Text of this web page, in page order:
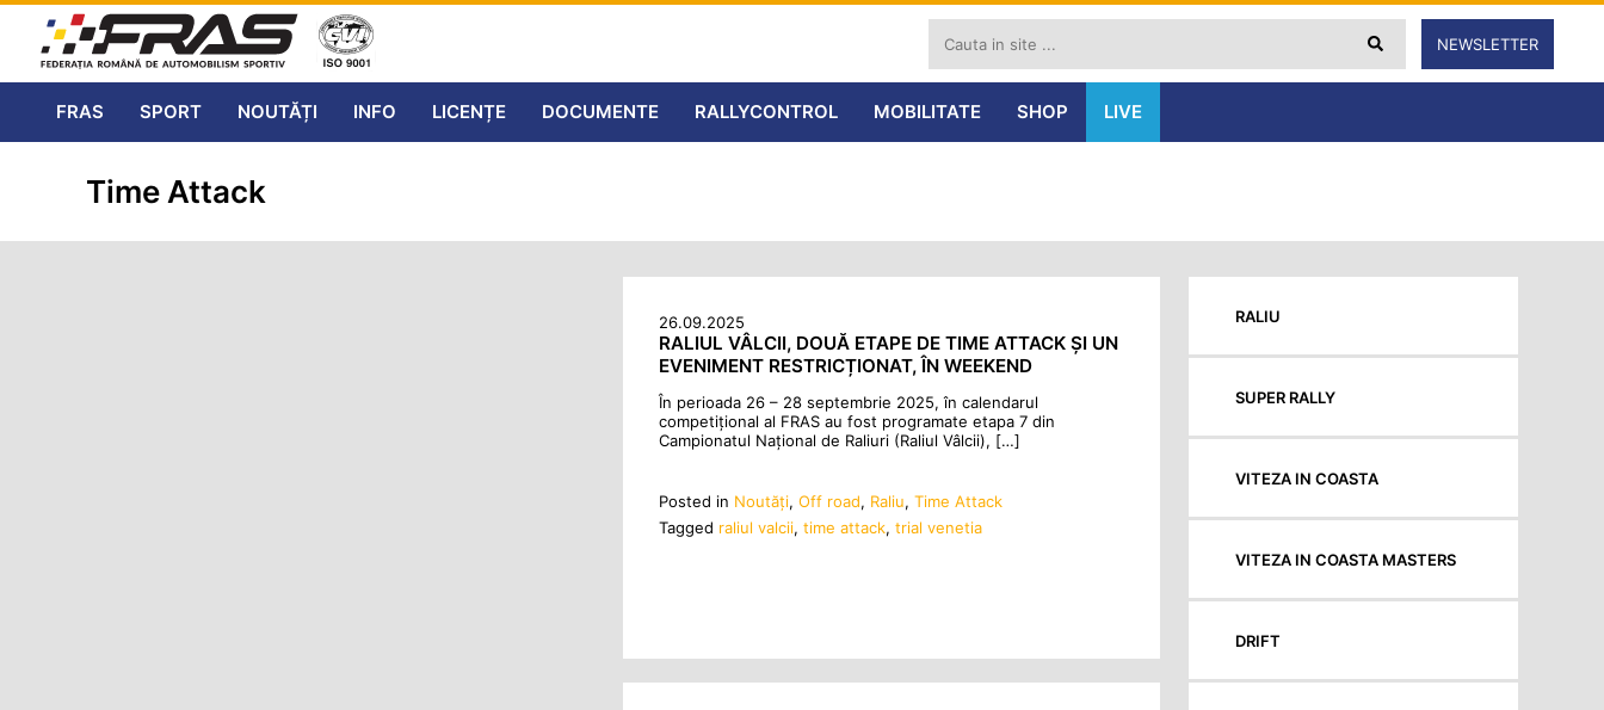
NEWSLETTER
FRAS SPORT NOUTĂȚI INFO LICENȚE DOCUMENTE RALLYCONTROL MOBILITATE SHOP LIVE
Time Attack
26.09.2025
RALIUL VÂLCII, DOUĂ ETAPE DE TIME ATTACK ȘI UN
EVENIMENT RESTRICȚIONAT, ÎN WEEKEND
În perioada 26 – 28 septembrie 2025, în calendarul
competițional al FRAS au fost programate etapa 7 din
Campionatul Național de Raliuri (Raliul Vâlcii), […]
Posted in Noutăţi, Off road, Raliu, Time Attack
Tagged raliul valcii, time attack, trial venetia
RALIU
SUPER RALLY
VITEZA IN COASTA
VITEZA IN COASTA MASTERS
DRIFT